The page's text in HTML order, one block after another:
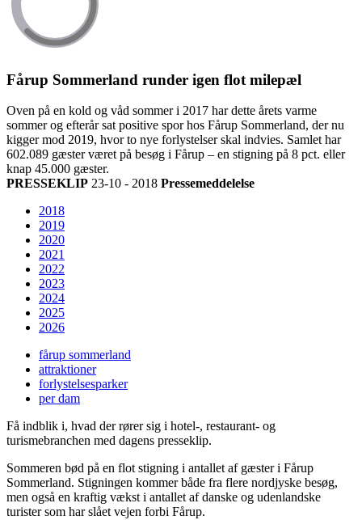
Fårup Sommerland runder igen flot milepæl
Oven på en kold og våd sommer i 2017 har dette årets varme
sommer og efterår sat positive spor hos Fårup Sommerland, der nu
kigger mod 2019, hvor to nye forlystelser skal indvies. Samlet har
602.089 gæster været på besøg i Fårup – en stigning på 8 pct. eller
knap 45.000 gæster.
PRESSEKLIP 23-10 - 2018 Pressemeddelelse
2018
2019
2020
2021
2022
2023
2024
2025
2026
fårup sommerland
attraktioner
forlystelsesparker
per dam
Få indblik i, hvad der rører sig i hotel-, restaurant- og
turismebranchen med dagens presseklip.
Sommeren bød på en flot stigning i antallet af gæster i Fårup
Sommerland. Stigningen kommer både fra flere nordjyske besøg,
men også en kraftig vækst i antallet af danske og udenlandske
turister som har slået vejen forbi Fårup.